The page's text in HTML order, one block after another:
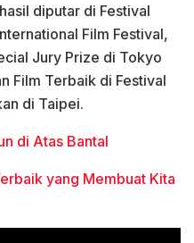
diputar di Festival
Film Festival,
Jury Prize di Tokyo
Film Terbaik di Festival
di Taipei.
di Atas Bantal
yang Membuat Kita